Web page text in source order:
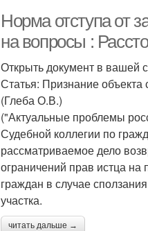
Норма отступа от
на вопросы :
Открыть документ в вашей
Статья: Признание
(Глеба О.В.)
("Актуальные проблемы
Судебной коллегии по
рассматриваемое дело
ограничений прав истца
граждан в случае
участка.
читать дальше →